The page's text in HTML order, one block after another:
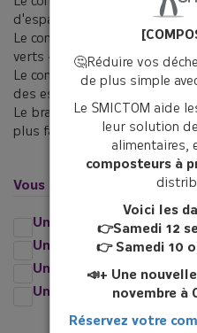
🤔Réduire vos
de plus simple
Le SMICTOM aide
leur solution
alimentaires,
composteurs à
Voici les
👉Samedi 12
👉 Samedi 10
📣+ Une
novembre à
Réservez votre
d'espaces verts
Le composteur de 300 L : 4
verts < à 300 m²
Le composteur de 600 L :
des espaces verts >300m²
Le brass-compost sert à
plus facilement
Vous souhaitez réserver :*
Un composteur de 150
Un composteur de 300
Un composteur de 600
Un brass-compost (15€)